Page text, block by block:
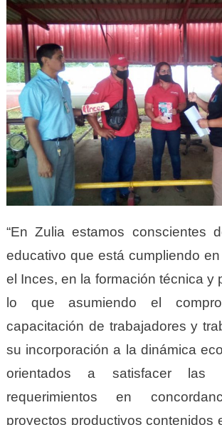
“En Zulia estamos conscientes
educativo que está cumpliendo
el Inces, en la formación técnica y
lo que asumiendo el
capacitación de trabajadores y
su incorporación a la dinámica
orientados a satisfacer las
requerimientos en
proyectos productivos contenidos